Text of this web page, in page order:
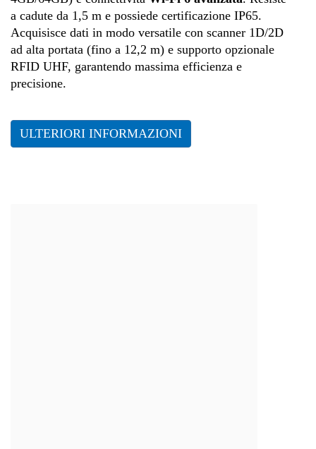
a cadute da 1,5 m e possiede certificazione IP65.
Acquisisce dati in modo versatile con scanner 1D/2D
ad alta portata (fino a 12,2 m) e supporto opzionale
RFID UHF, garantendo massima efficienza e
precisione.
ULTERIORI INFORMAZIONI